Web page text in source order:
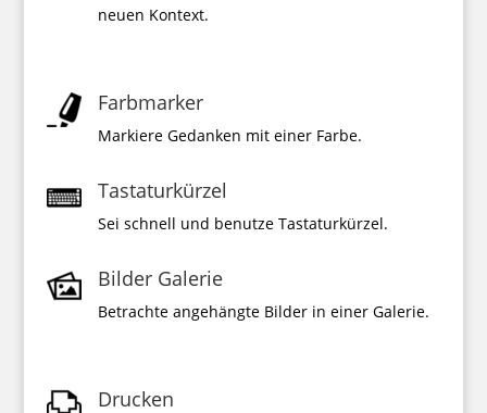
neuen Kontext.
Farbmarker
Markiere Gedanken mit einer Farbe.
Tastaturkürzel
Sei schnell und benutze Tastaturkürzel.
Bilder Galerie
Betrachte angehängte Bilder in einer Galerie.
Drucken